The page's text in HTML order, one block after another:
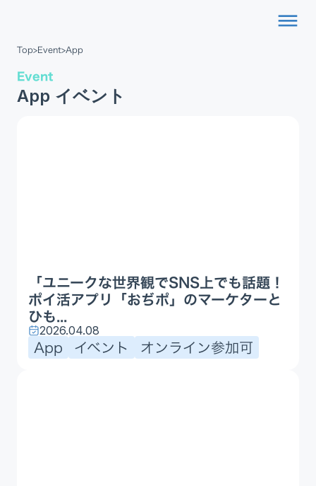
dehaze
Top>Event>App
Event
App イベント
「ユニークな世界観でSNS上でも話題！
ポイ活アプリ「おぢポ」のマーケターと
ひも...
2026.04.08
App イベント オンライン参加可